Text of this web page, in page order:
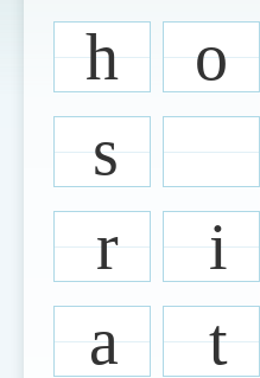
網站導覽
生字詞彙表
成語故事
知識索引
生命大百科索引
h
o
s
r
i
a
t